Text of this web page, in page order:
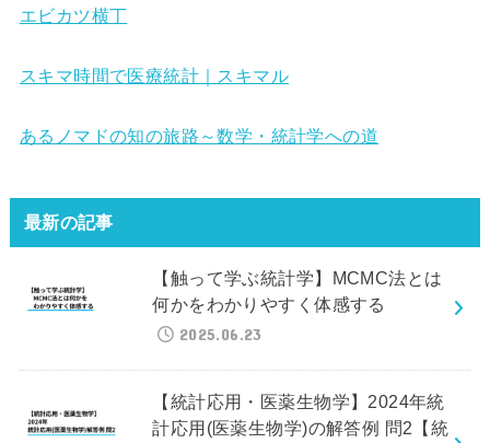
エビカツ横丁
スキマ時間で医療統計｜スキマル
あるノマドの知の旅路～数学・統計学への道
最新の記事
【触って学ぶ統計学】MCMC法とは
何かをわかりやすく体感する
2025.06.23
【統計応用・医薬生物学】2024年統
計応用(医薬生物学)の解答例 問2【統